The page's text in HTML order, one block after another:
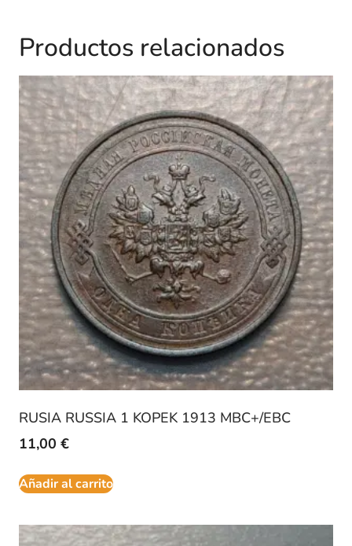
Productos relacionados
RUSIA RUSSIA 1 KOPEK 1913 MBC+/EBC
11,00 €
Añadir al carrito